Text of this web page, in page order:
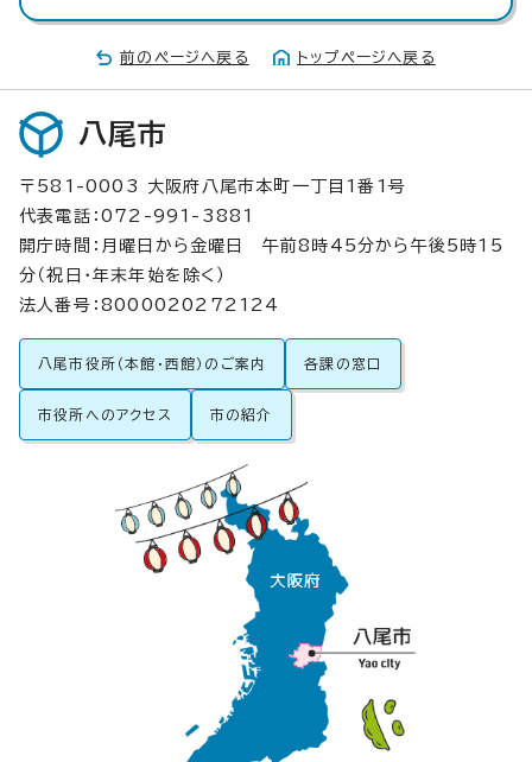
前のページへ戻る トップページへ戻る
八尾市
〒581-0003 大阪府八尾市本町一丁目1番1号
代表電話：072-991-3881
開庁時間：月曜日から金曜日 午前8時45分から午後5時15
分（祝日・年末年始を除く）
法人番号：8000020272124
八尾市役所（本館・西館）のご案内 各課の窓口
市役所へのアクセス 市の紹介